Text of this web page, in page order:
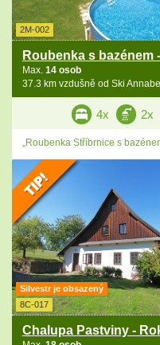
2M-002
Roubenka s
Max. 14 osob
37.3 km vzdušně od Ski
4x 2x
„Roubenka Stříbrnice s
Silvestr je obsazený
8C-017
Chalupa Pastviny -